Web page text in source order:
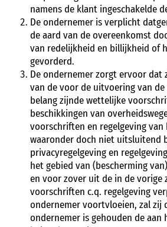
namens de klant ingeschakelde
De ondernemer is verplicht
de aard van de overeenkomst
van redelijkheid en billijkheid of
gevorderd.
De ondernemer zorgt ervoor dat
van de voor de uitvoering van
belang zijnde wettelijke
beschikkingen van
voorschriften en regelgeving van
waaronder doch niet uitsluitend
privacyregelgeving en
het gebied van (bescherming
en voor zover uit de in de vorige
voorschriften c.q. regelgeving
ondernemer voortvloeien, zal zij
ondernemer is gehouden de aan